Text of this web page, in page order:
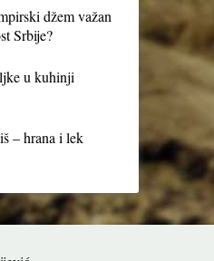
džem važan
Srbije?
u kuhinji
– hrana i lek